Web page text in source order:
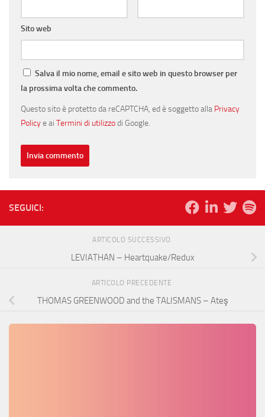
Sito web
Salva il mio nome, email e sito web in questo browser per
la prossima volta che commento.
Questo sito è protetto da reCAPTCHA, ed è soggetto alla Privacy
Policye ai Termini di utilizzodi Google.
SEGUICI:
ARTICOLO SUCCESSIVO
LEVIATHAN – Heartquake/Redux
ARTICOLO PRECEDENTE
THOMAS GREENWOOD and the TALISMANS – Ateş